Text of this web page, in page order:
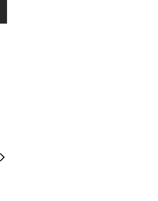
る1日│CAREER SUMMI